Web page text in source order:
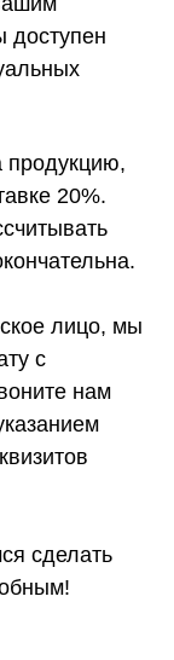
доступен
продукцию,
20%.
лицо, мы
с
нам
сделать